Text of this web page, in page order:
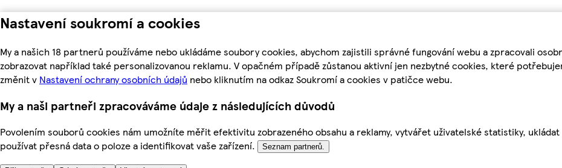
Nastavení soukromí a cookies
My a našich 18 partnerů používáme nebo ukládáme soubory cookies, abychom zajistili správné fungování webu a zpracovali
zobrazovat například také personalizovanou reklamu. V opačném případě zůstanou aktivní jen nezbytné cookies, které
změnit v Nastavení ochrany osobních údajů nebo kliknutím na odkaz Soukromí a cookies v patičce webu.
My a naši partneři zpracováváme údaje z následujících důvodů
Povolením souborů cookies nám umožníte měřit efektivitu zobrazeného obsahu a reklamy, vytvářet uživatelské statistiky,
používat přesná data o poloze a identifikovat vaše zařízení.
Seznam partnerů.